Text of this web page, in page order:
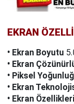
EKRAN
• Ekran Boyutu
• Ekran
• Piksel
• Ekran
• Ekran Özellikleri